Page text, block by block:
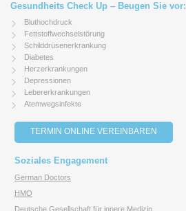
Gesundheits Check Up – Beugen Sie vor:
Bluthochdruck
Fettstoffwechselstörung
Schilddrüsenerkrankung
Diabetes
Herzerkrankungen
Depressionen
Lebererkrankungen
Atemwegsinfekte
TERMIN ONLINE VEREINBAREN
Soziales Engagement
German Doctors
HMO
Deutsche Gesellschaft für innere Medizin